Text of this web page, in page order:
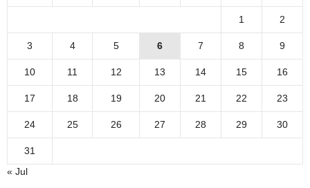
1 2
3 4 5 6 7 8 9
10 11 12 13 14 15 16
17 18 19 20 21 22 23
24 25 26 27 28 29 30
31
« Jul